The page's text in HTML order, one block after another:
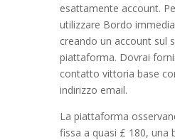
esattamente account.
utilizzare Bordo
creando un account sul
piattaforma. Dovrai
contatto vittoria base
indirizzo email.
La piattaforma
fissa a quasi £ 180, una